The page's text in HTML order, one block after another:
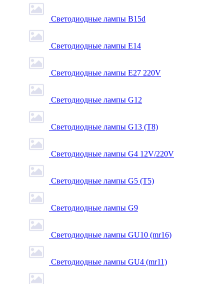
Светодиодные лампы B15d
Светодиодные лампы E14
Светодиодные лампы E27 220V
Светодиодные лампы G12
Светодиодные лампы G13 (T8)
Светодиодные лампы G4 12V/220V
Светодиодные лампы G5 (T5)
Светодиодные лампы G9
Светодиодные лампы GU10 (mr16)
Светодиодные лампы GU4 (mr11)